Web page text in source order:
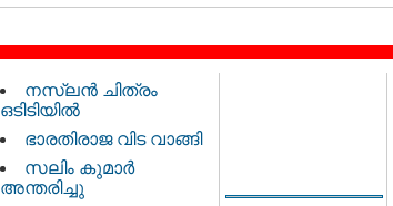
നസ്‌ലൻ ചിത്രം
ഒടിടിയിൽ
ഭാരതിരാജ വിട വാങ്ങി
സലിം കുമാർ
അന്തരിച്ചു